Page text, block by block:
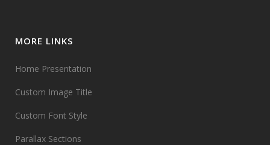
MORE LINKS
Home Presentation
Custom Image Title
Custom Font Style
Parallax Sections